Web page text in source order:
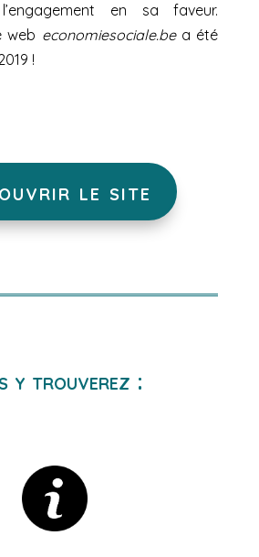
en sa faveur.
web economiesociale.be a été
!
le site
y trouverez :